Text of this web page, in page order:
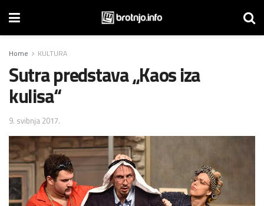
Home KULTURA
Sutra predstava „Kaos iza
kulisa“
9. svibnja 2017.